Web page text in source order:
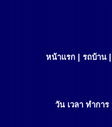
หน้าแรก รถบ้าน
วัน เวลา ทำการ